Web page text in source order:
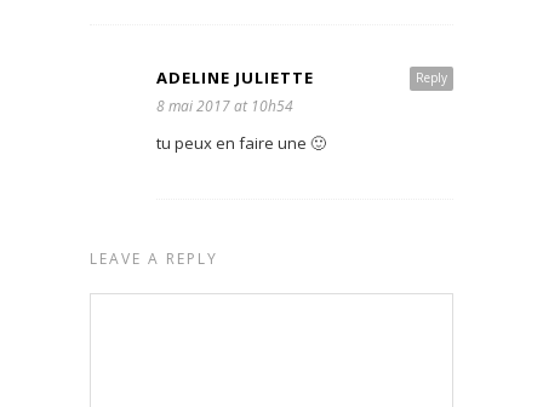
Reply
ADELINE JULIETTE
8 mai 2017 at 10h54
tu peux en faire une 🙂
LEAVE A REPLY